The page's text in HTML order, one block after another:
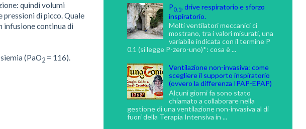
quindi volumi
di picco. Quale
infusione continua di
(PaO2 = 116).
P0.1, drive respiratorio e sforzo
inspiratorio.
Molti ventilatori meccanici ci
mostrano, tra i valori misurati, una
variabile indicata con il termine P
0.1 (si legge P-zero-uno)*: cosa è ...
Ventilazione non-invasiva: come
scegliere il supporto inspiratorio
(ovvero la differenza IPAP-EPAP)
Alcuni giorni fa sono stato
chiamato a collaborare nella
gestione di una ventilazione non-invasiva al di
fuori della Terapia Intensiva in ...